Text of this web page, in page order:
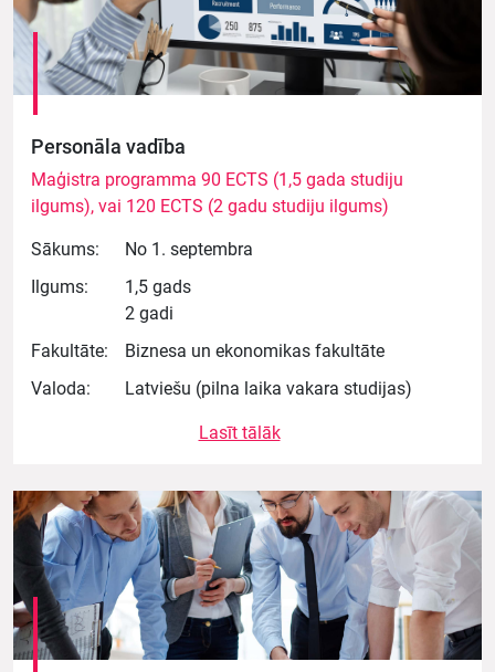
Personāla vadība
Maģistra programma 90 ECTS (1,5 gada studiju
ilgums), vai 120 ECTS (2 gadu studiju ilgums)
Sākums:
No 1. septembra
Ilgums:
1,5 gads
2 gadi
Fakultāte:
Biznesa un ekonomikas fakultāte
Valoda:
Latviešu (pilna laika vakara studijas)
Lasīt tālāk